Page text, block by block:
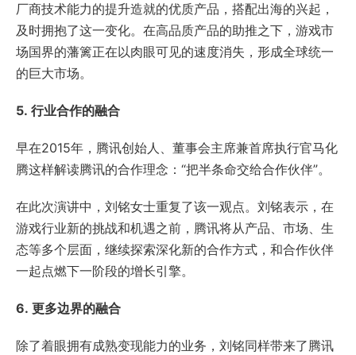
厂商技术能力的提升造就的优质产品，搭配出海的兴起，
及时拥抱了这一变化。在高品质产品的助推之下，游戏市
场国界的藩篱正在以肉眼可见的速度消失，形成全球统一
的巨大市场。
5. 行业合作的融合
早在2015年，腾讯创始人、董事会主席兼首席执行官马化
腾这样解读腾讯的合作理念：“把半条命交给合作伙伴”。
在此次演讲中，刘铭女士重复了该一观点。刘铭表示，在
游戏行业新的挑战和机遇之前，腾讯将从产品、市场、生
态等多个层面，继续探索深化新的合作方式，和合作伙伴
一起点燃下一阶段的增长引擎。
6. 更多边界的融合
除了着眼拥有成熟变现能力的业务，刘铭同样带来了腾讯